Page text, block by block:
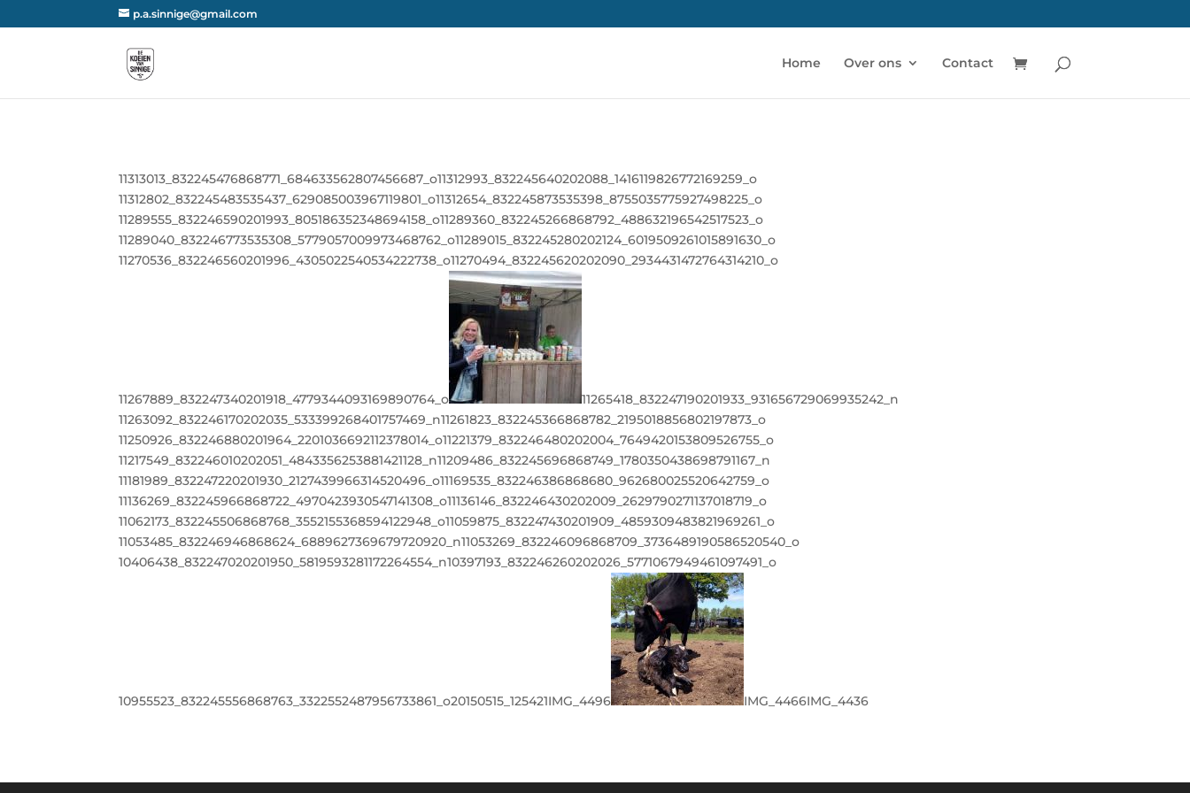
p.a.sinnige@gmail.com
Home Over ons Contact
11313013_832245476868771_684633562807456687_o11312993_832245640202088_1416119826772169259_o
11312802_832245483535437_629085003967119801_o11312654_832245873535398_8755035775927498225_o
11289555_832246590201993_805186352348694158_o11289360_832245266868792_488632196542517523_o
11289040_832246773535308_5779057009973468762_o11289015_832245280202124_6019509261015891630_o
11270536_832246560201996_4305022540534222738_o11270494_832245620202090_2934431472764314210_o
11267889_832247340201918_4779344093169890764_o
11265418_832247190201933_931656729069935242_n
11263092_832246170202035_533399268401757469_n11261823_832245366868782_2195018856802197873_o
11250926_832246880201964_2201036692112378014_o11221379_832246480202004_7649420153809526755_o
11217549_832246010202051_4843356253881421128_n11209486_832245696868749_1780350438698791167_n
11181989_832247220201930_2127439966314520496_o11169535_832246386868680_962680025520642759_o
11136269_832245966868722_4970423930547141308_o11136146_832246430202009_2629790271137018719_o
11062173_832245506868768_3552155368594122948_o11059875_832247430201909_4859309483821969261_o
11053485_832246946868624_6889627369679720920_n11053269_832246096868709_3736489190586520540_o
10406438_832247020201950_5819593281172264554_n10397193_832246260202026_5771067949461097491_o
10955523_832245556868763_3322552487956733861_o20150515_125421IMG_4496 IMG_4466IMG_4436